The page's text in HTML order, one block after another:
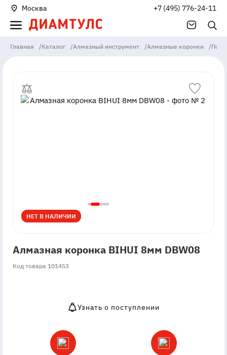
Москва +7 (495) 776-24-11
Главная /Каталог /Алмазный инструмент /Алмазные коронки /По
НЕТ В НАЛИЧИИ
НЕТ В НАЛИЧИИ
Алмазная коронка BIHUI 8мм DBW08
Код товара 101453
Узнать о поступлении